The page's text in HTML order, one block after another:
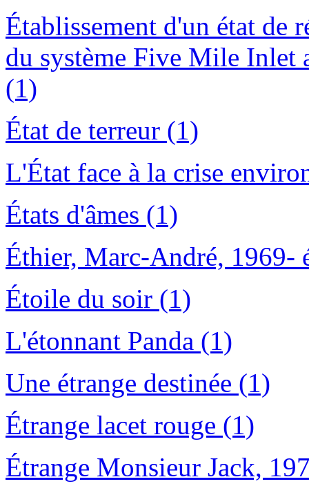
Établissement d'un état de
du système Five Mile Inlet
(1)
État de terreur (1)
L'État face à la crise
États d'âmes (1)
Éthier, Marc-André, 1969-
Étoile du soir (1)
L'étonnant Panda (1)
Une étrange destinée (1)
Étrange lacet rouge (1)
Étrange Monsieur Jack,